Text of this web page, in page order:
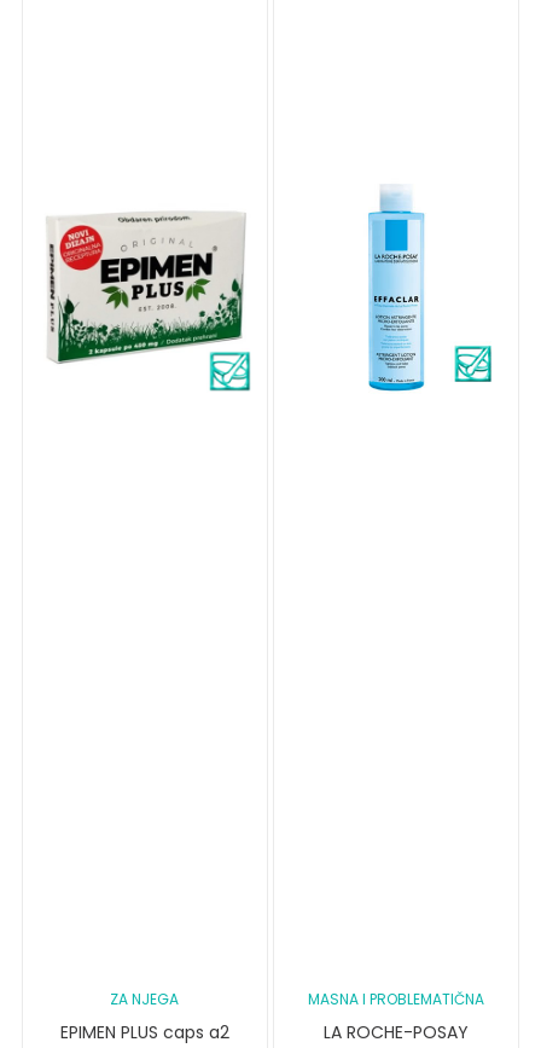
ZA NJEGA
EPIMEN PLUS caps a2
MASNA I PROBLEMATIČNA
LA ROCHE-POSAY